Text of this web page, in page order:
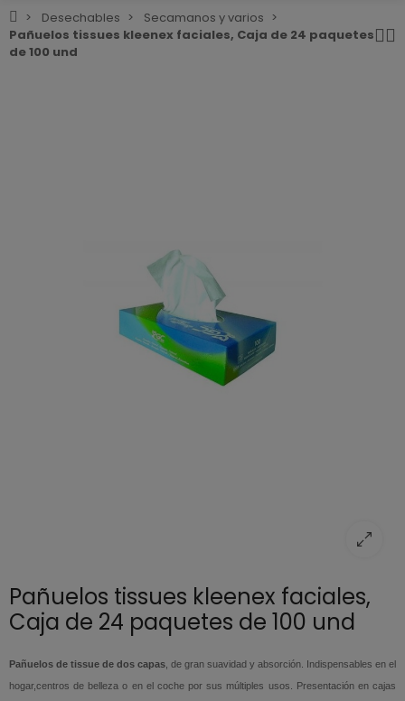
Desechables
Secamanos y varios
Pañuelos tissues kleenex faciales, Caja de 24 paquetes
de 100 und
Pañuelos tissues kleenex faciales,
Caja de 24 paquetes de 100 und
Pañuelos de tissue de dos capas , de gran suavidad y absorción. Indispensables en el
hogar,centros de belleza o en el coche por sus múltiples usos. Presentación en cajas